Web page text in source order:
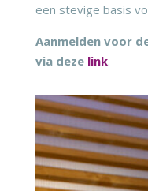
een stevige basis
Aanmelden voor
via deze link.